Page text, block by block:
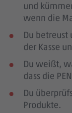
und
wenn die
Du betreust
der Kasse
Du weißt,
dass die
Du
Produkte.